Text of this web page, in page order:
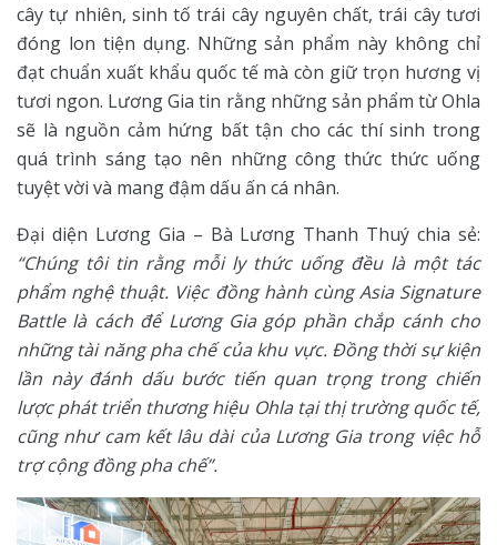
cây tự nhiên, sinh tố trái cây nguyên chất, trái cây tươi
đóng lon tiện dụng. Những sản phẩm này không chỉ
đạt chuẩn xuất khẩu quốc tế mà còn giữ trọn hương vị
tươi ngon. Lương Gia tin rằng những sản phẩm từ Ohla
sẽ là nguồn cảm hứng bất tận cho các thí sinh trong
quá trình sáng tạo nên những công thức thức uống
tuyệt vời và mang đậm dấu ấn cá nhân.
Đại diện Lương Gia – Bà Lương Thanh Thuý chia sẻ:
“Chúng tôi tin rằng mỗi ly thức uống đều là một tác
phẩm nghệ thuật. Việc đồng hành cùng Asia Signature
Battle là cách để Lương Gia góp phần chắp cánh cho
những tài năng pha chế của khu vực. Đồng thời sự kiện
lần này đánh dấu bước tiến quan trọng trong chiến
lược phát triển thương hiệu Ohla tại thị trường quốc tế,
cũng như cam kết lâu dài của Lương Gia trong việc hỗ
trợ cộng đồng pha chế”.